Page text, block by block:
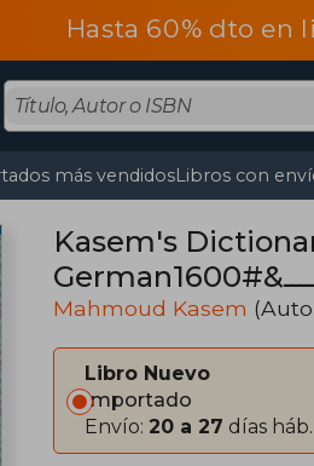
Hasta 60% dto
más vendidosLibros con
Kasem's
Mahmoud Kasem
Libro Nuevo
Importado
Envío: 20 a 27 días háb.